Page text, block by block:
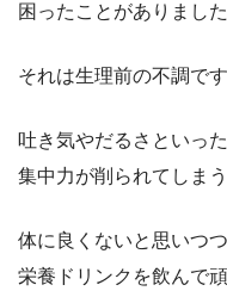
困ったことがありました
それは生理前の不調です
吐き気やだるさといっ
集中力が削られてしまう
体に良くないと思いつ
栄養ドリンクを飲んで